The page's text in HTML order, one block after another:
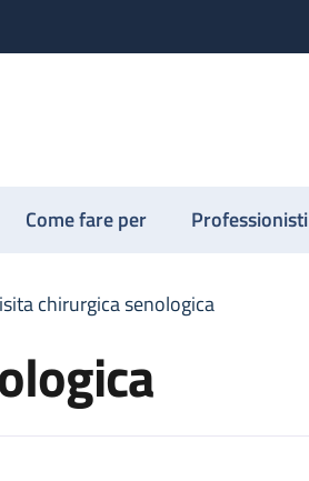
Come fare per Professionisti
chirurgica senologica